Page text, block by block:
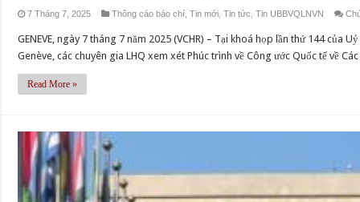
7 Tháng 7, 2025 Thông cáo báo chí ,Tin mới ,Tin tức ,Tin UBBVQLNVN
GENEVE, ngày 7 tháng 7 năm 2025 (VCHR) – Tại khoá họp lần thứ 144 của
Genève, các chuyên gia LHQ xem xét Phúc trình về Công ước Quốc tế về
Read More »